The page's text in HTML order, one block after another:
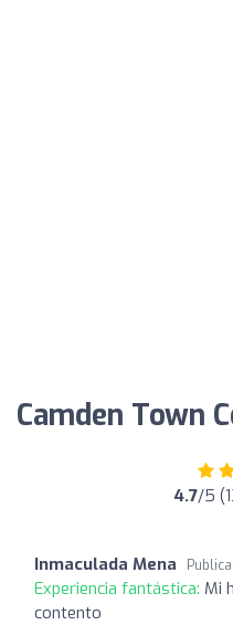
Camden Town
4.7/5
Inmaculada Mena
Experiencia fantástica: Mi
contento